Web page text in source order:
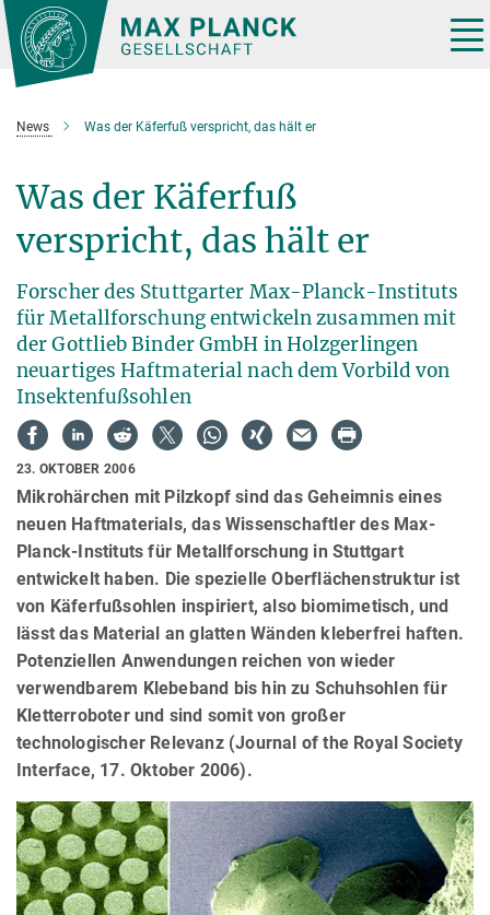
Hauptinhalt
News Was der Käferfuß verspricht, das hält er
Was der Käferfuß
verspricht, das hält er
Forscher des Stuttgarter Max-Planck-Instituts
für Metallforschung entwickeln zusammen mit
der Gottlieb Binder GmbH in Holzgerlingen
neuartiges Haftmaterial nach dem Vorbild von
Insektenfußsohlen
23. OKTOBER 2006
Mikrohärchen mit Pilzkopf sind das Geheimnis eines
neuen Haftmaterials, das Wissenschaftler des Max-
Planck-Instituts für Metallforschung in Stuttgart
entwickelt haben. Die spezielle Oberflächenstruktur ist
von Käferfußsohlen inspiriert, also biomimetisch, und
lässt das Material an glatten Wänden kleberfrei haften.
Potenziellen Anwendungen reichen von wieder
verwendbarem Klebeband bis hin zu Schuhsohlen für
Kletterroboter und sind somit von großer
technologischer Relevanz (Journal of the Royal Society
Interface, 17. Oktober 2006).